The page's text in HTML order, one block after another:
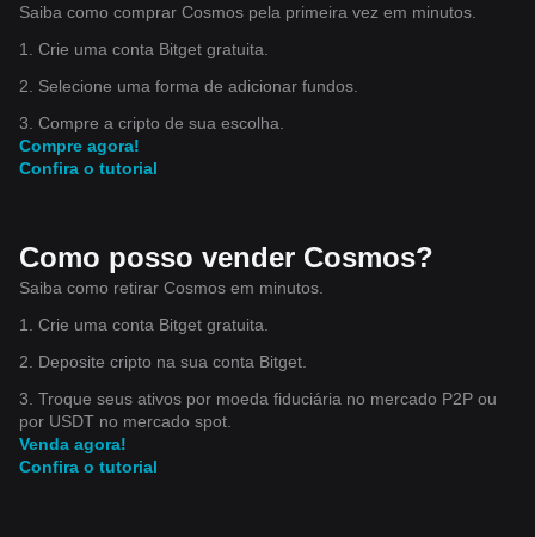
Saiba como comprar Cosmos pela primeira vez em minutos.
1. Crie uma conta Bitget gratuita.
2. Selecione uma forma de adicionar fundos.
3. Compre a cripto de sua escolha.
Compre agora!
Confira o tutorial
Como posso vender Cosmos?
Saiba como retirar Cosmos em minutos.
1. Crie uma conta Bitget gratuita.
2. Deposite cripto na sua conta Bitget.
3. Troque seus ativos por moeda fiduciária no mercado P2P ou
por USDT no mercado spot.
Venda agora!
Confira o tutorial